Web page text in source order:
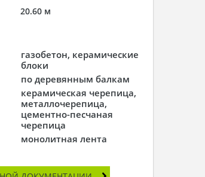
20.60 м
газобетон, керамические
блоки
по деревянным балкам
керамическая черепица,
металлочерепица,
цементно-песчаная
черепица
монолитная лента